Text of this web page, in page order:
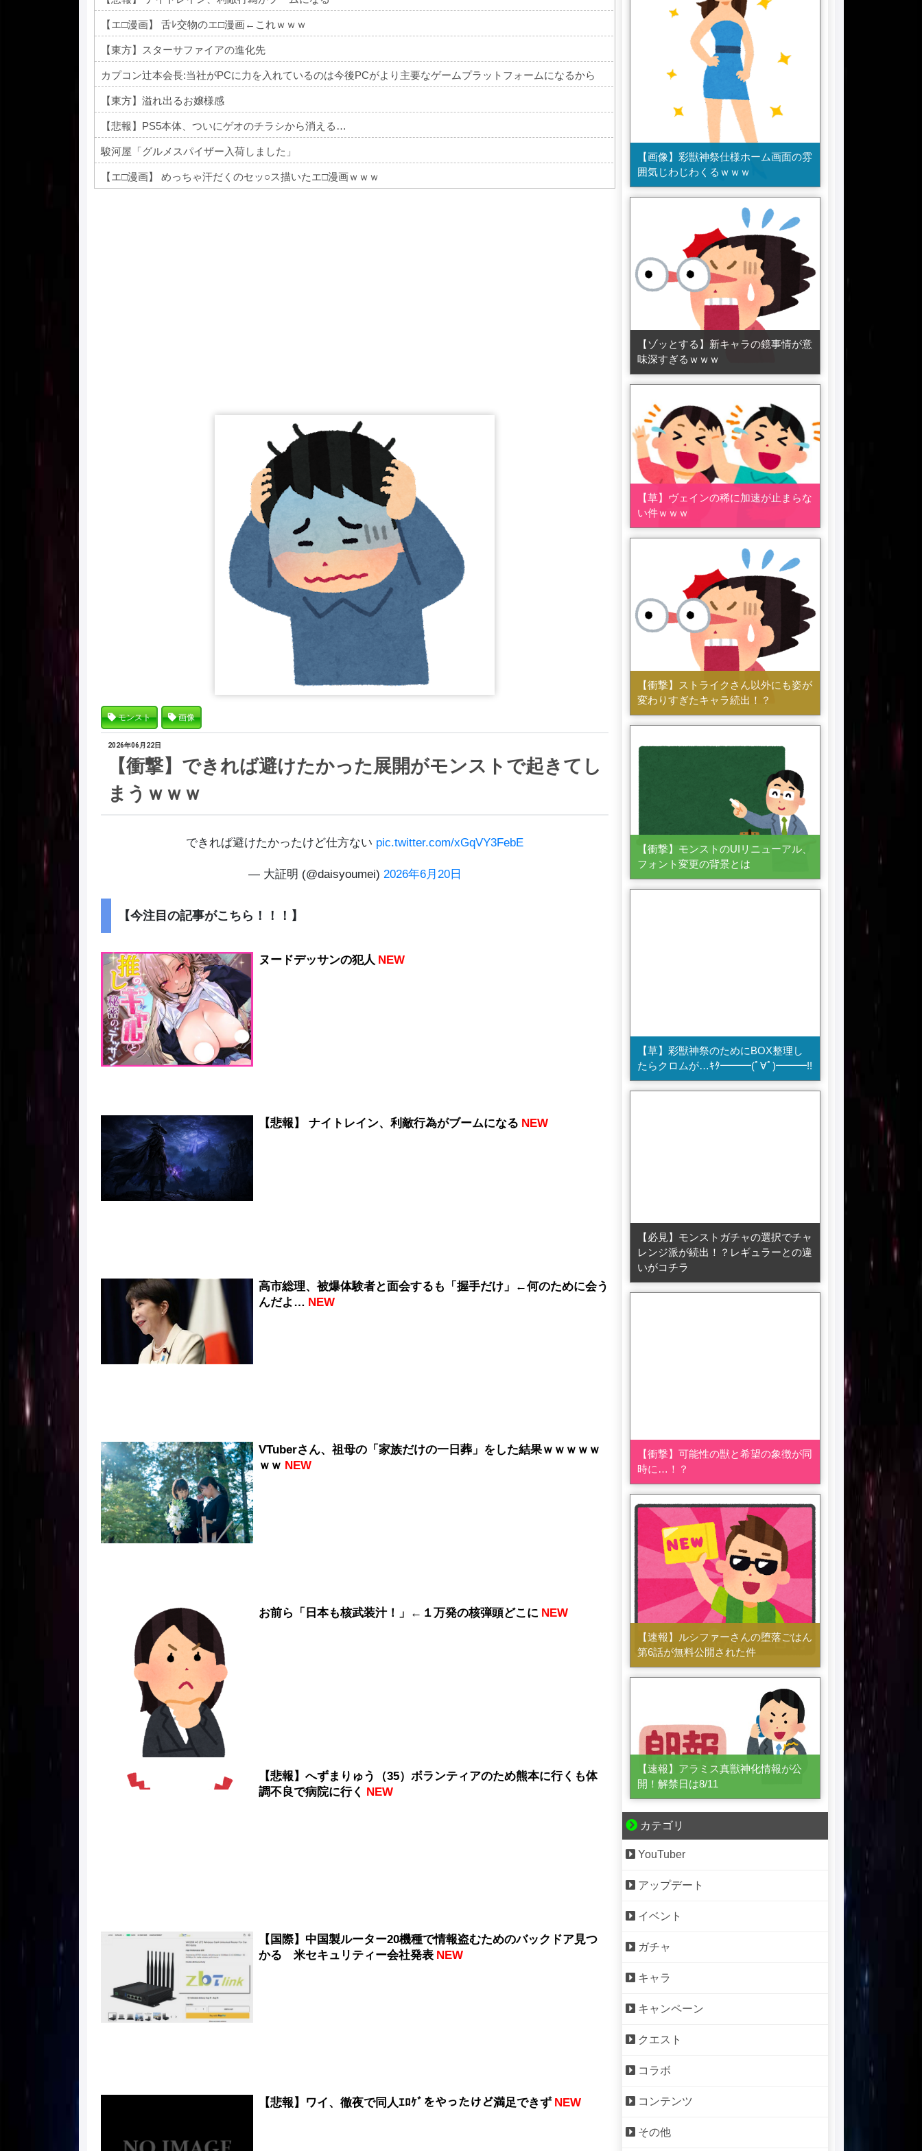
【エ□漫画】 舌ﾚ交物のエ□漫画←これｗｗｗ
【東方】スターサファイアの進化先
カプコン辻本会長:当社がPCに力を入れているのは今後PCがより主要なゲームプラットフォームになるから
【東方】溢れ出るお嬢様感
【悲報】PS5本体、ついにゲオのチラシから消える…
駿河屋「グルメスパイザー入荷しました」
【エ□漫画】 めっちゃ汗だくのセッ○ス描いたエ□漫画ｗｗｗ
モンスト 画像
2026年06月22日
【衝撃】できれば避けたかった展開がモンストで起きてし
まうｗｗｗ
できれば避けたかったけど仕方ない pic.twitter.com/xGqVY3FebE
— 大証明 (@daisyoumei) 2026年6月20日
【今注目の記事がこちら！！！】
ヌードデッサンの犯人 NEW
【悲報】 ナイトレイン、利敵行為がブームになる NEW
高市総理、被爆体験者と面会するも「握手だけ」←何のために会う
んだよ… NEW
VTuberさん、祖母の「家族だけの一日葬」をした結果ｗｗｗｗｗ
ｗｗ NEW
お前ら「日本も核武装汁！」←１万発の核弾頭どこに NEW
【悲報】へずまりゅう（35）ボランティアのため熊本に行くも体
調不良で病院に行く NEW
【国際】中国製ルーター20機種で情報盗むためのバックドア見つ
かる 米セキュリティー会社発表 NEW
【悲報】ワイ、徹夜で同人ｴﾛｹﾞをやったけど満足できず NEW
【画像】彩獣神祭仕様ホーム画面の雰
囲気じわじわくるｗｗｗ
【ゾッとする】新キャラの鏡事情が意
味深すぎるｗｗｗ
【草】ヴェインの稀に加速が止まらな
い件ｗｗｗ
【衝撃】ストライクさん以外にも姿が
変わりすぎたキャラ続出！？
【衝撃】モンストのUIリニューアル、
フォント変更の背景とは
【草】彩獣神祭のためにBOX整理し
たらクロムが…ｷﾀ━━━(ﾟ∀ﾟ)━━━!!
【必見】モンストガチャの選択でチャ
レンジ派が続出！？レギュラーとの違
いがコチラ
【衝撃】可能性の獣と希望の象徴が同
時に…！？
【速報】ルシファーさんの堕落ごはん
第6話が無料公開された件
【速報】アラミス真獣神化情報が公
開！解禁日は8/11
カテゴリ
YouTuber
アップデート
イベント
ガチャ
キャラ
キャンペーン
クエスト
コラボ
コンテンツ
その他